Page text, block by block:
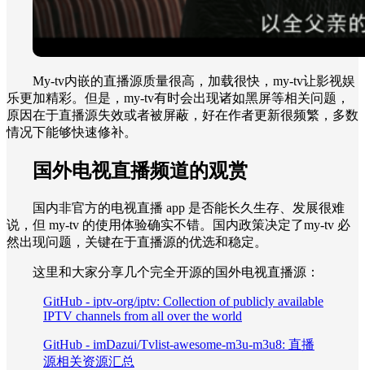
My-tv内嵌的直播源质量很高，加载很快，my-tv让影视娱
乐更加精彩。但是，my-tv有时会出现诸如黑屏等相关问题，
原因在于直播源失效或者被屏蔽，好在作者更新很频繁，多数
情况下能够快速修补。
国外电视直播频道的观赏
国内非官方的电视直播 app 是否能长久生存、发展很难
说，但 my-tv 的使用体验确实不错。国内政策决定了my-tv 必
然出现问题，关键在于直播源的优选和稳定。
这里和大家分享几个完全开源的国外电视直播源：
GitHub - iptv-org/iptv: Collection of publicly available
IPTV channels from all over the world
GitHub - imDazui/Tvlist-awesome-m3u-m3u8: 直播
源相关资源汇总